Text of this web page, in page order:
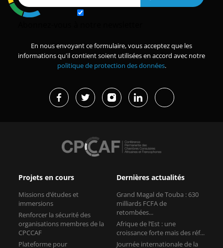
En nous envoyant ce formulaire, vous acceptez que les
informations qu'il contient soient utilisées en accord avec notre
politique de protection des données.
Projets en cours
Missions d’études et
immersions
Renforcer la sécurité des
organisations membres de la
CPCCAF
Plateforme pour
Dernières actualités
Grand Magal de Touba : 630
milliards FCFA de
retombées...
Afrique de l’Est : une
croissance forte mais des réf...
Journée internationale de la